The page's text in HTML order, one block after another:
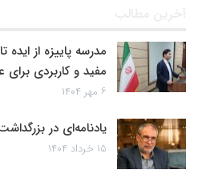
آخرین مطالب
مدرسه پاییزه از
مفید و کاربردی برای
۶ مهر ۱۴۰۴
یادنامه‌ای در
۱۵ خرداد ۱۴۰۴